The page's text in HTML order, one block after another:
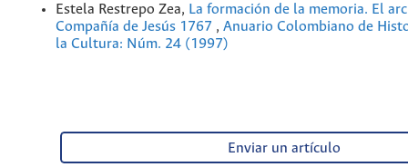
Estela Restrepo Zea, La formación de la memoria. El
Compañía de Jesús 1767 , Anuario Colombiano de
la Cultura: Núm. 24 (1997)
Enviar un artículo